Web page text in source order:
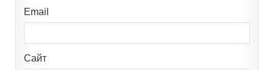
Email
Сайт